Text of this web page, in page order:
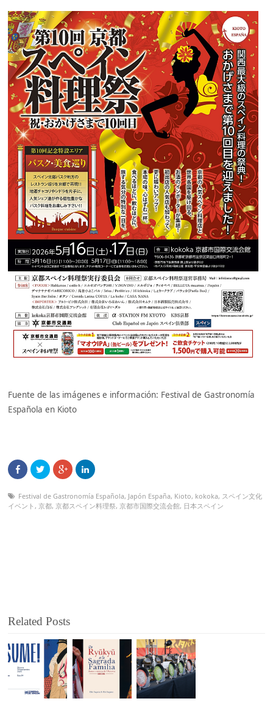
Fuente de las imágenes e información: Festival de Gastronomía
Española en Kioto
Festival de Gastronomía Española, Japón España, Kioto, kokoka, スペイン文化
イベント, 京都, 京都スペイン料理祭, 京都市国際交流会館, 日本スペイン
Related Posts